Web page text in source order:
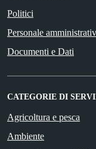
Politici
Personale
Documenti e Dati
CATEGORIE DI
Agricoltura e pesca
Ambiente